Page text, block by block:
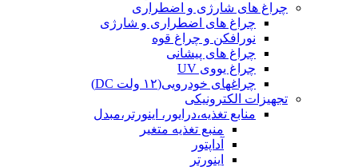
چراغ های شارژی و اضطراری
چراغ های اضطراری و شارژی
نورافکن و چراغ قوه
چراغ های پیشانی
چراغ یووی UV
چراغهای خودرویی(۱۲ ولت DC)
تجهیزات الکترونیکی
منابع تغذیه،درایور، اینورتر،مبدل
منبع تغذیه متغیر
آداپتور
اینورتر